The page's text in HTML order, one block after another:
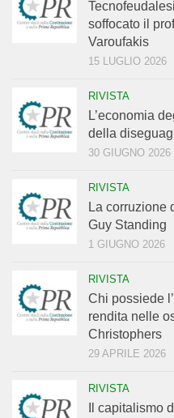
soffocato il
Varoufakis
15 LUGLIO 2026
RIVISTA
L’economia
della
30 GIUGNO 2026
RIVISTA
La corruzione
Guy Standing
1 GIUGNO 2026
RIVISTA
Chi possiede
rendita nelle
Christophers
29 APRILE 2026
RIVISTA
Il capitalismo